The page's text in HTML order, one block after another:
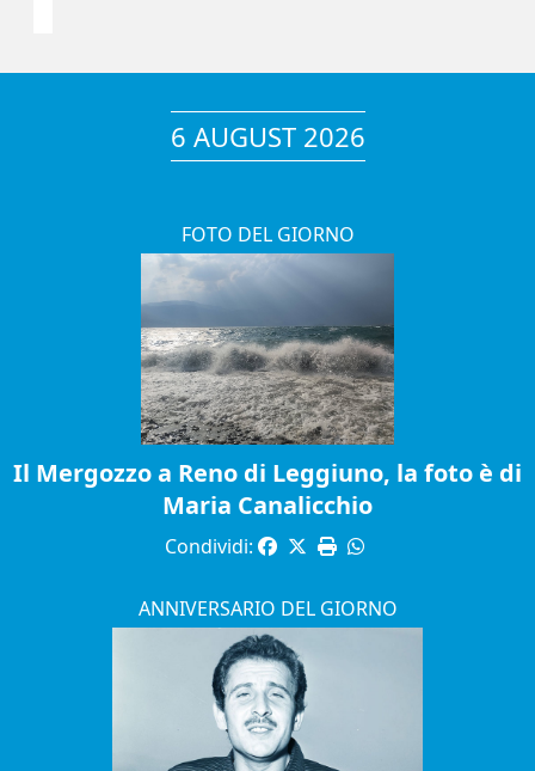
6 AUGUST 2026
FOTO DEL GIORNO
Il Mergozzo a Reno di Leggiuno, la foto è di
Maria Canalicchio
Condividi:
ANNIVERSARIO DEL GIORNO